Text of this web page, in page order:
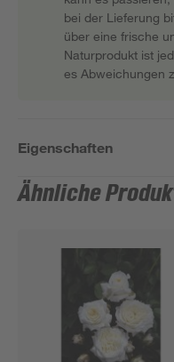
bei der Lieferung
über eine frische
Naturprodukt ist
es Abweichungen
Eigenschaften
Ähnliche